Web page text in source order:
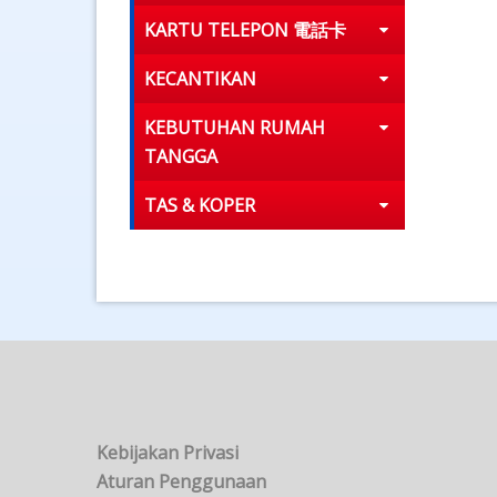
KARTU TELEPON 電話卡
KECANTIKAN
KEBUTUHAN RUMAH
TANGGA
TAS & KOPER
Kebijakan Privasi
Aturan Penggunaan